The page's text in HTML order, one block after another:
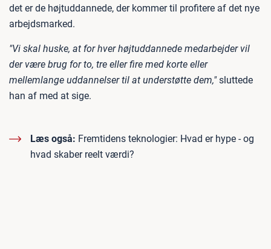
det er de højtuddannede, der kommer til profitere af det nye
arbejdsmarked.
"Vi skal huske, at for hver højtuddannede medarbejder vil
der være brug for to, tre eller fire med korte eller
mellemlange uddannelser til at understøtte dem,"sluttede
han af med at sige.
Læs også: Fremtidens teknologier: Hvad er hype - og
hvad skaber reelt værdi?